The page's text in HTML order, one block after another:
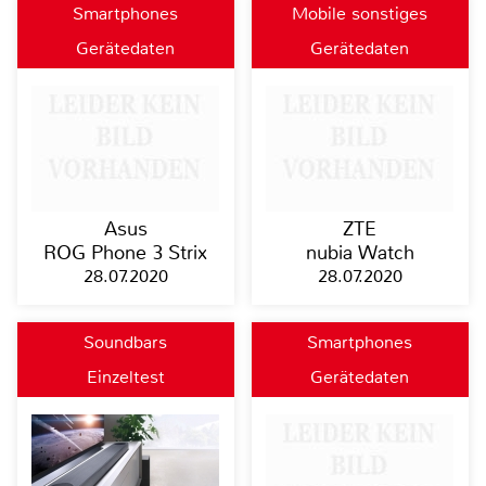
Smartphones
Gerätedaten
Asus
ROG Phone 3 Strix
28.07.2020
Mobile sonstiges
Gerätedaten
ZTE
nubia Watch
28.07.2020
Soundbars
Einzeltest
Smartphones
Gerätedaten